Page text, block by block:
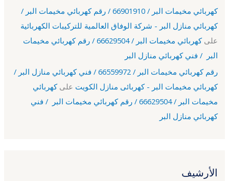
كهربائي مخيمات البر / 66901910 / رقم كهربائي مخيمات البر /
كهربائي منازل البر - شركة الوفاق العالمية للتركيبات الكهربائية
على
كهربائي مخيمات البر / 66629504 / رقم كهربائي مخيمات
البر / فني كهربائي منازل البر
رقم كهربائي مخيمات البر / 66559972 / فني كهربائي منازل البر /
كهربائي مخيمات البر - كهربائى منازل الكويت علىكهربائي
مخيمات البر / 66629504 / رقم كهربائي مخيمات البر / فني
كهربائي منازل البر
الأرشيف